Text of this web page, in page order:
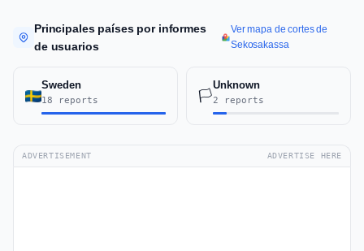
Principales países por informes
de usuarios
Ver mapa de cortes de
Sekosakassa
Sweden
18 reports 🏳️
Unknown
2 reports
ADVERTISEMENT ADVERTISE HERE